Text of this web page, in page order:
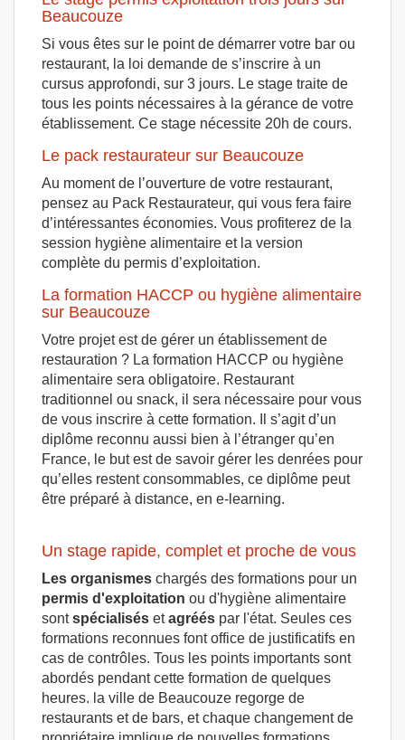
Beaucouze
Si vous êtes sur le point de démarrer votre bar ou
restaurant, la loi demande de s’inscrire à un
cursus approfondi, sur 3 jours. Le stage traite de
tous les points nécessaires à la gérance de votre
établissement. Ce stage nécessite 20h de cours.
Le pack restaurateur sur Beaucouze
Au moment de l’ouverture de votre restaurant,
pensez au Pack Restaurateur, qui vous fera faire
d’intéressantes économies. Vous profiterez de la
session hygiène alimentaire et la version
complète du permis d’exploitation.
La formation HACCP ou hygiène alimentaire
sur Beaucouze
Votre projet est de gérer un établissement de
restauration ? La formation HACCP ou hygiène
alimentaire sera obligatoire. Restaurant
traditionnel ou snack, il sera nécessaire pour vous
de vous inscrire à cette formation. Il s’agit d’un
diplôme reconnu aussi bien à l’étranger qu’en
France, le but est de savoir gérer les denrées pour
qu’elles restent consommables, ce diplôme peut
être préparé à distance, en e-learning.
Un stage rapide, complet et proche de vous
Les organismes chargés des formations pour un
permis d'exploitation ou d'hygiène alimentaire
sontspécialisés etagréés par l'état. Seules ces
formations reconnues font office de justificatifs en
cas de contrôles. Tous les points importants sont
abordés pendant cette formation de quelques
heures. la ville de Beaucouze regorge de
restaurants et de bars, et chaque changement de